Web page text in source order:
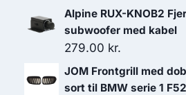
Alpine RUX-KNOB2
subwoofer med kabel
279.00 kr.
JOM Frontgrill med
sort til BMW serie 1